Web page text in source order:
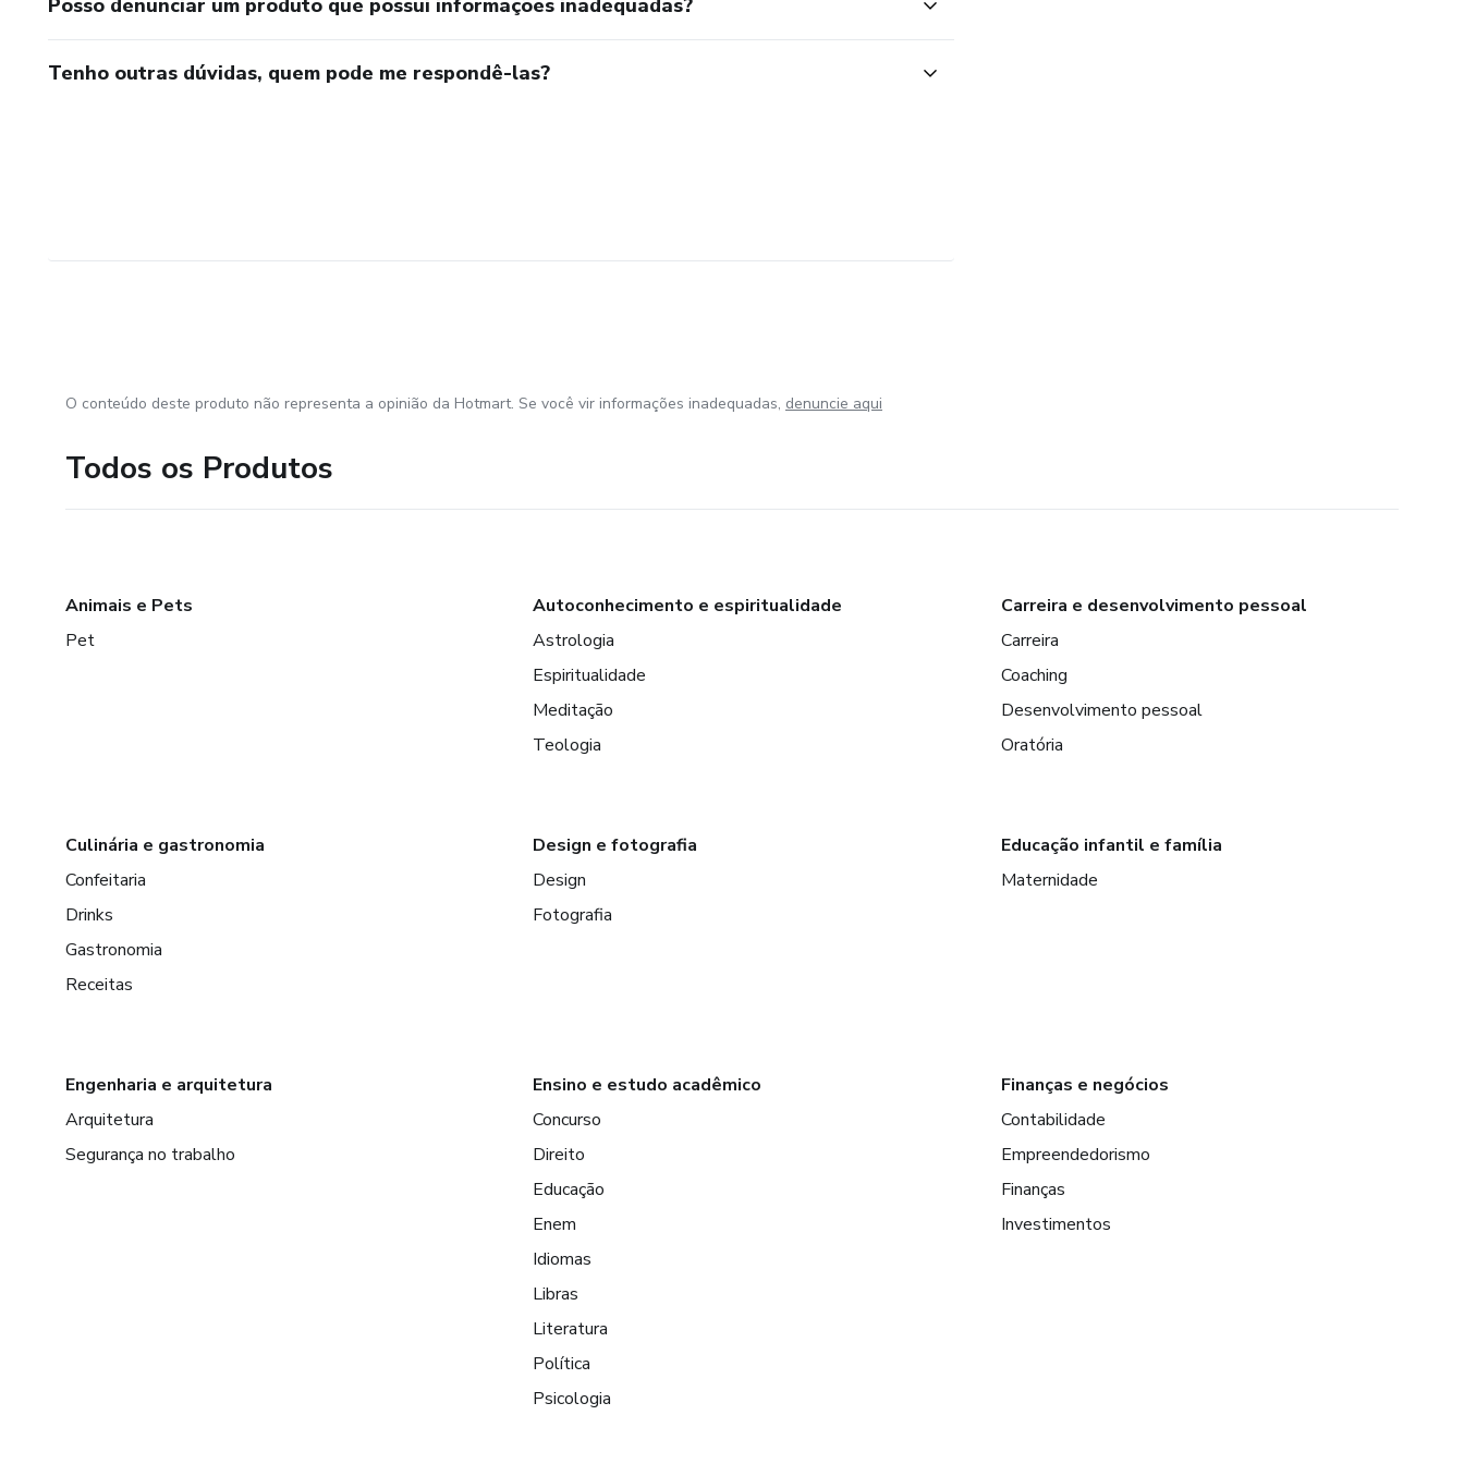
Tenho outras dúvidas, quem pode me respondê-las?
O conteúdo deste produto não representa a opinião da Hotmart. Se você vir informações inadequadas, denuncie aqui
Todos os Produtos
Animais e Pets
Pet
Autoconhecimento e espiritualidade
Astrologia
Espiritualidade
Meditação
Teologia
Carreira e desenvolvimento pessoal
Carreira
Coaching
Desenvolvimento pessoal
Oratória
Culinária e gastronomia
Confeitaria
Drinks
Gastronomia
Receitas
Design e fotografia
Design
Fotografia
Educação infantil e família
Maternidade
Engenharia e arquitetura
Arquitetura
Segurança no trabalho
Ensino e estudo acadêmico
Concurso
Direito
Educação
Enem
Idiomas
Libras
Literatura
Política
Psicologia
Finanças e negócios
Contabilidade
Empreendedorismo
Finanças
Investimentos